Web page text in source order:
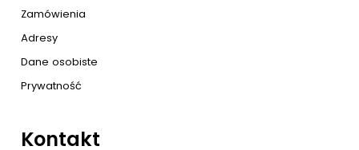
Zamówienia
Adresy
Dane osobiste
Prywatność
Kontakt